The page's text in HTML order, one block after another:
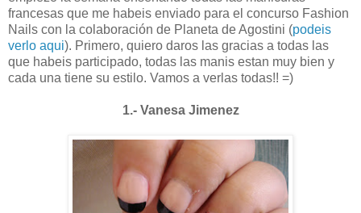
francesas que me habeis enviado para el concurso Fashion
Nails con la colaboración de Planeta de Agostini (podeis
verlo aqui). Primero, quiero daros las gracias a todas las
que habeis participado, todas las manis estan muy bien y
cada una tiene su estilo. Vamos a verlas todas!! =)
1.- Vanesa Jimenez